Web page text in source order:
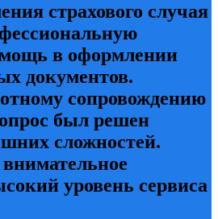
страхового случая
в оформлении
документов.
сопровождению
был решен
сложностей.
уровень сервиса